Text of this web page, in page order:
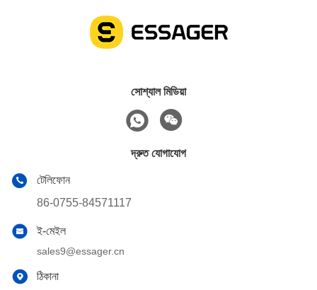
সোশ্যাল মিডিয়া
দ্রুত যোগাযোগ
টেলিফোন
86-0755-84571117
ই-মেইল
sales9@essager.cn
ঠিকানা